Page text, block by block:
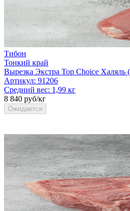
Тибон
Тонкий край
Вырезка Экстра Top Choice Халяль
Артикул: 91206
Средний вес: 1,99 кг
8 840 руб/кг
Ожидается